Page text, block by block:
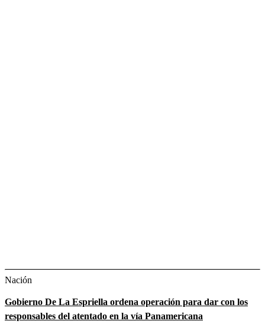
Nación
Gobierno De La Espriella ordena operación para dar con los
responsables del atentado en la vía Panamericana